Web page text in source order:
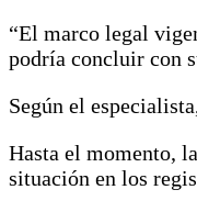
“El marco legal
podría concluir con
Según el
Hasta el momento,
situación en los